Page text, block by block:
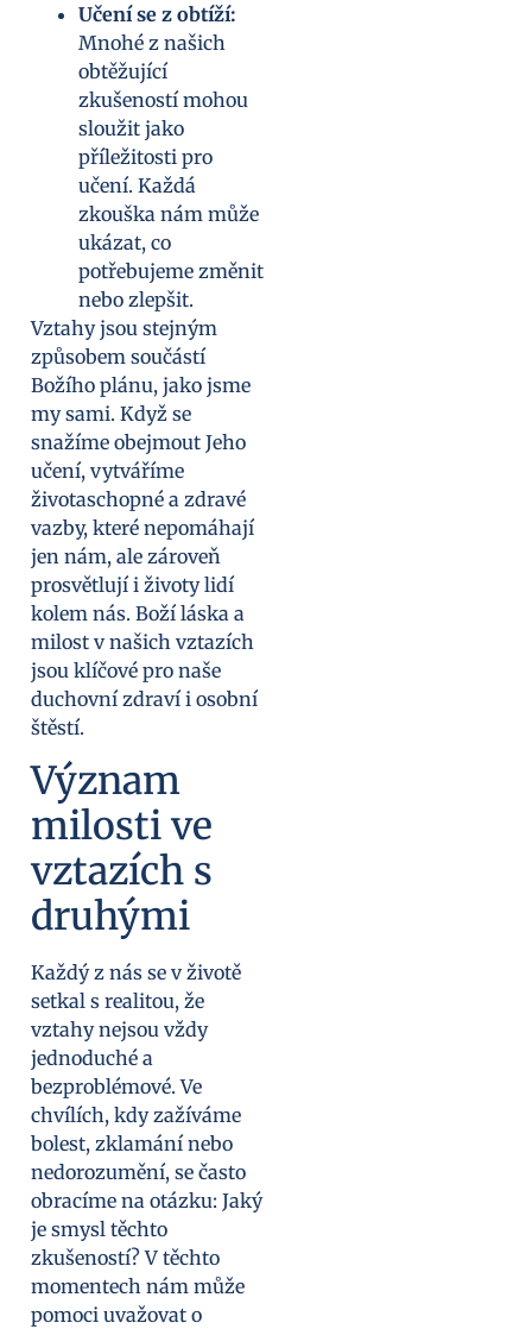
Učení se z obtíží:
Mnohé z našich
obtěžující
zkušeností mohou
sloužit jako
příležitosti pro
učení. Každá
zkouška nám může
ukázat, co
potřebujeme změnit
nebo zlepšit.
Vztahy jsou stejným
způsobem součástí
Božího plánu, jako jsme
my sami. Když se
snažíme obejmout Jeho
učení, vytváříme
životaschopné a zdravé
vazby, které nepomáhají
jen nám, ale zároveň
prosvětlují i životy lidí
kolem nás. Boží láska a
milost v našich vztazích
jsou klíčové pro naše
duchovní zdraví i osobní
štěstí.
Význam
milosti ve
vztazích s
druhými
Každý z nás se v životě
setkal s realitou, že
vztahy nejsou vždy
jednoduché a
bezproblémové. Ve
chvílích, kdy zažíváme
bolest, zklamání nebo
nedorozumění, se často
obracíme na otázku: Jaký
je smysl těchto
zkušeností? V těchto
momentech nám může
pomoci uvažovat o